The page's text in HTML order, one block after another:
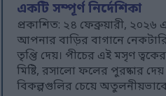
একটি সম্পূর্ণ নির্দেশিকা
প্রকাশিত: ২৪ ফেব্রুয়ারী, ২০২৬
আপনার বাড়ির বাগানে
তৃপ্তি দেয়। পীচের এই মসৃণ
মিষ্টি, রসালো ফলের পুরষ্কার
বিকল্পগুলির চেয়ে অতুলনীয়ভাবে